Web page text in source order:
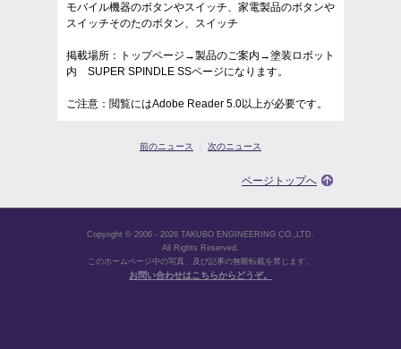
モバイル機器のボタンやスイッチ、家電製品のボタンや
スイッチそのたのボタン、スイッチ
掲載場所：トップページ→製品のご案内→塗装ロボット
内 SUPER SPINDLE SSページになります。
ご注意：閲覧にはAdobe Reader 5.0以上が必要です。
前のニュース 次のニュース
ページトップへ
Copyright © 2006 - 2026 TAKUBO ENGINEERING CO.,LTD.
All Rights Reserved.
このホームページ中の写真、及び記事の無断転載を禁じます。
お問い合わせはこちらからどうぞ。